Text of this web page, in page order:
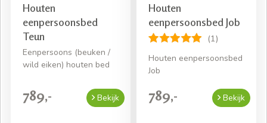
Houten
eenpersoonsbed
Teun
Eenpersoons (beuken /
wild eiken) houten bed
789,- Bekijk
Houten
eenpersoonsbed Job
(1)
Houten eenpersoonsbed
Job
789,- Bekijk